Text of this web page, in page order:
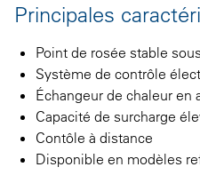
Principales
Point de rosée stable
Système de contrôle
Échangeur de chaleur en
Capacité de surcharge
Contôle à distance
Disponible en modèles